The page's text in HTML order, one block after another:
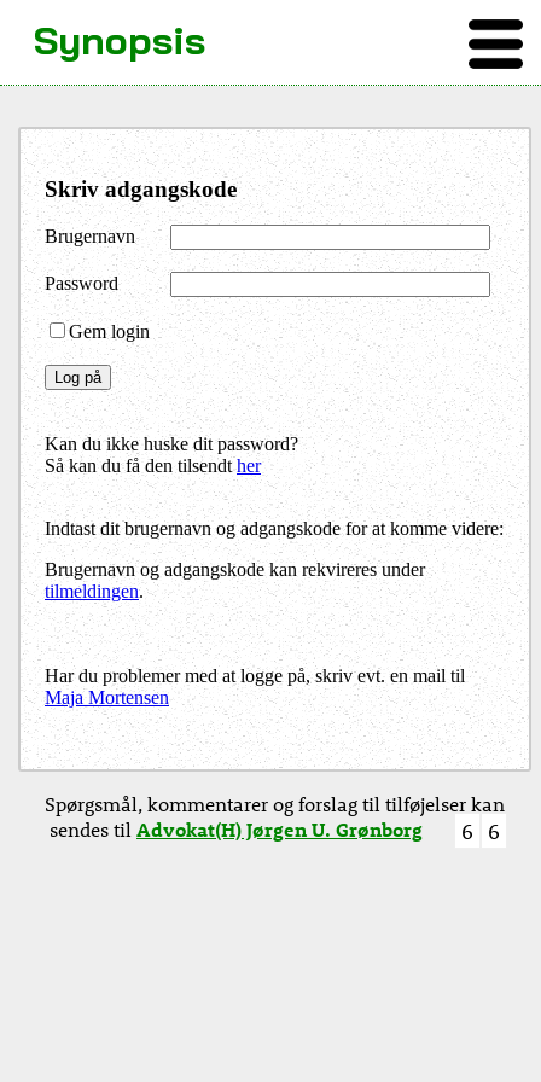
Skriv adgangskode
Brugernavn
Password
Gem login
Kan du ikke huske dit password?
Så kan du få den tilsendther
Indtast dit brugernavn og adgangskode for at komme videre:
Brugernavn og adgangskode kan rekvireres under
tilmeldingen.
Har du problemer med at logge på, skriv evt. en mail til
Maja Mortensen
Synopsis
Spørgsmål, kommentarer og forslag til tilføjelser kan
sendes tilAdvokat(H) Jørgen U. Grønborg 6 6